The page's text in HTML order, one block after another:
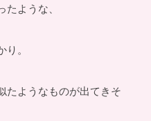
たような、
。
たようなものが出てきそ